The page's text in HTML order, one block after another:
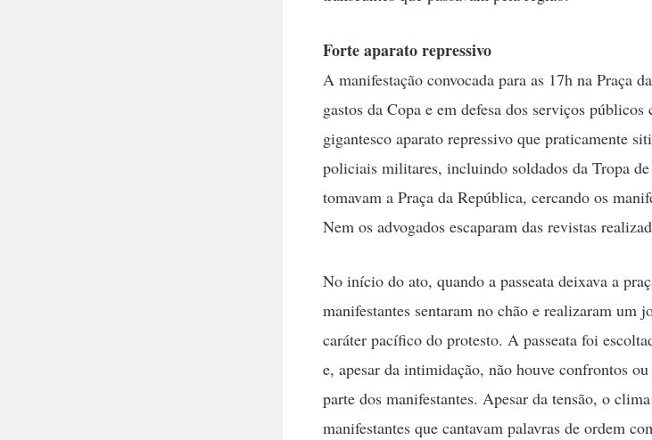
Forte aparato repressivo
A manifestação convocada para as 17h na Praça
gastos da Copa e em defesa dos serviços
gigantesco aparato repressivo que praticamente
policiais militares, incluindo soldados da Tropa
tomavam a Praça da República, cercando os
Nem os advogados escaparam das revistas
No início do ato, quando a passeata deixava a
manifestantes sentaram no chão e realizaram um
caráter pacífico do protesto. A passeata foi
e, apesar da intimidação, não houve confrontos
parte dos manifestantes. Apesar da tensão, o
manifestantes que cantavam palavras de ordem